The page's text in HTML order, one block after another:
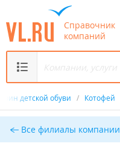
Справочник
компаний
детской обуви / Котофей
Все филиалы компании